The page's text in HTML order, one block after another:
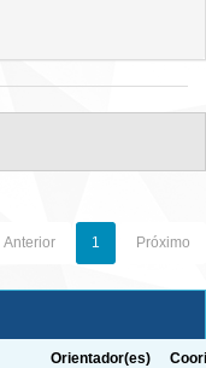
Anterior 1 Próximo
Orientador(es)